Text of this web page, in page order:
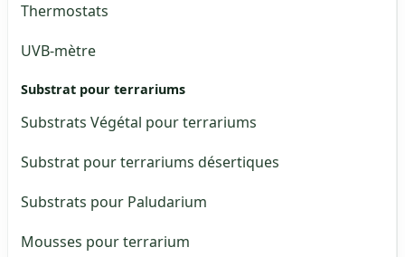
Thermostats
UVB-mètre
Substrat pour terrariums
Substrats Végétal pour terrariums
Substrat pour terrariums désertiques
Substrats pour Paludarium
Mousses pour terrarium